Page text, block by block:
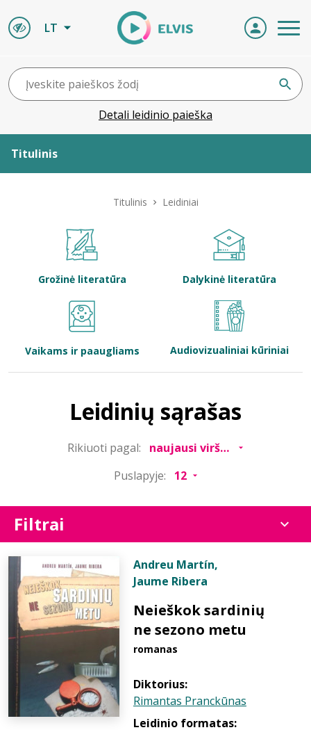
LT
Detali leidinio paieška
Titulinis
Bibliotekoms
Titulinis Leidiniai
Grožinė literatūra Dalykinė literatūra
Vaikams ir paaugliams Audiovizualiniai kūriniai
Leidinių sąrašas
Rikiuoti pagal:
Puslapyje:
Filtrai
Andreu Martín,
Jaume Ribera
Neieškok sardinių
ne sezono metu
romanas
Diktorius:
Rimantas Pranckūnas
Leidinio formatas: